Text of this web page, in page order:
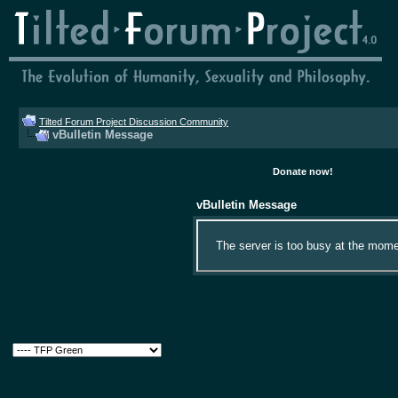
Tilted Forum Project Discussion Community
vBulletin Message
Donate now!
vBulletin Message
The server is too busy at the